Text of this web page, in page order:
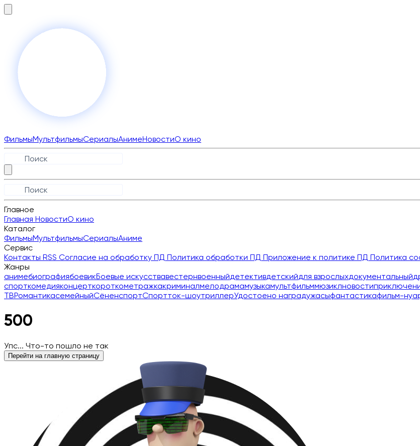
ФильмыМультфильмыСериалыАнимеНовостиО кино
Главное
Главная НовостиО кино
Каталог
ФильмыМультфильмыСериалыАниме
Сервис
Контакты RSS Согласие на обработку ПД Политика обработки ПД Приложение к политике ПД Политика
Жанры
анимебиографиябоевикБоевые искусствавестернвоенныйдетективдетскийдля взрослыхдокументальный
спорткомедияконцерткороткометражкакриминалмелодрамамузыкамультфильммюзиклновости
ТВРомантикасемейныйСёненспортСпортток-шоутриллерУдостоено наградужасыфантастикафильм-
500
Упс... Что-то пошло не так
Перейти на главную страницу